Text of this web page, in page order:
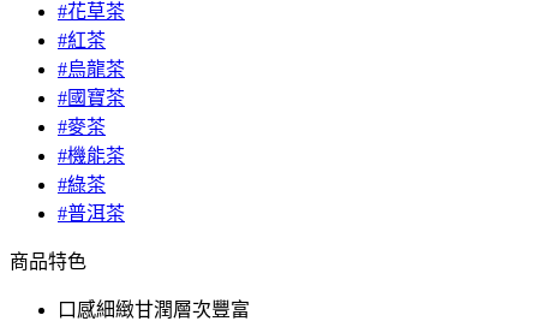
#花草茶
#紅茶
#烏龍茶
#國寶茶
#麥茶
#機能茶
#綠茶
#普洱茶
商品特色
口感細緻甘潤層次豐富